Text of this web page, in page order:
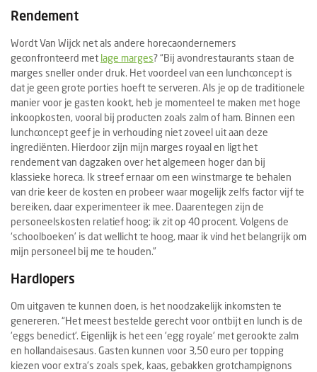
Rendement
Wordt Van Wijck net als andere horecaondernemers
geconfronteerd met lage marges? “Bij avondrestaurants staan de
marges sneller onder druk. Het voordeel van een lunchconcept is
dat je geen grote porties hoeft te serveren. Als je op de traditionele
manier voor je gasten kookt, heb je momenteel te maken met hoge
inkoopkosten, vooral bij producten zoals zalm of ham. Binnen een
lunchconcept geef je in verhouding niet zoveel uit aan deze
ingrediënten. Hierdoor zijn mijn marges royaal en ligt het
rendement van dagzaken over het algemeen hoger dan bij
klassieke horeca. Ik streef ernaar om een winstmarge te behalen
van drie keer de kosten en probeer waar mogelijk zelfs factor vijf te
bereiken, daar experimenteer ik mee. Daarentegen zijn de
personeelskosten relatief hoog; ik zit op 40 procent. Volgens de
‘schoolboeken’ is dat wellicht te hoog, maar ik vind het belangrijk om
mijn personeel bij me te houden.”
Hardlopers
Om uitgaven te kunnen doen, is het noodzakelijk inkomsten te
genereren. “Het meest bestelde gerecht voor ontbijt en lunch is de
'eggs benedict'. Eigenlijk is het een 'egg royale' met gerookte zalm
en hollandaisesaus. Gasten kunnen voor 3,50 euro per topping
kiezen voor extra's zoals spek, kaas, gebakken grotchampignons